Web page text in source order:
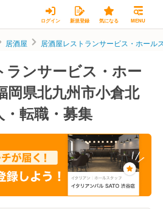
ログイン 新規登録 気になる MENU
居酒屋 居酒屋レストランサービス・ホール
ランサービス・ホー
県北九州市小倉北
転職・募集